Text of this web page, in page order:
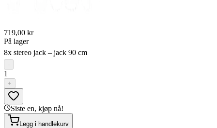
719,00 kr
På lager
8x stereo jack – jack 90 cm
-
1
+
Siste en, kjøp nå!
Legg i handlekurv